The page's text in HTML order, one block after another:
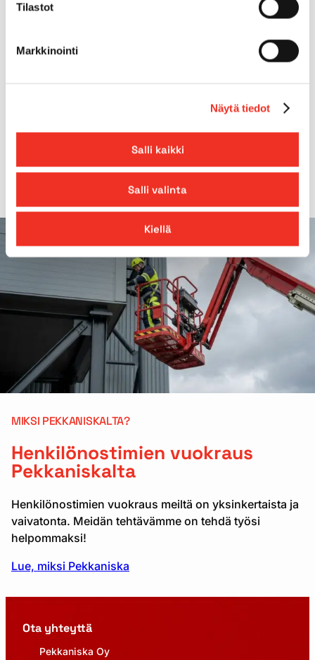
Tilastot
Markkinointi
Näytä tiedot
Salli kaikki
Salli valinta
Kiellä
Mäennousukyky
Sivu-ulottuma
MIKSI PEKKANISKALTA?
Henkilönostimien vuokraus
Pekkaniskalta
Henkilönostimien vuokraus meiltä on yksinkertaista ja
vaivatonta. Meidän tehtävämme on tehdä työsi
helpommaksi!
Lue, miksi Pekkaniska
Ota yhteyttä
Pekkaniska Oy